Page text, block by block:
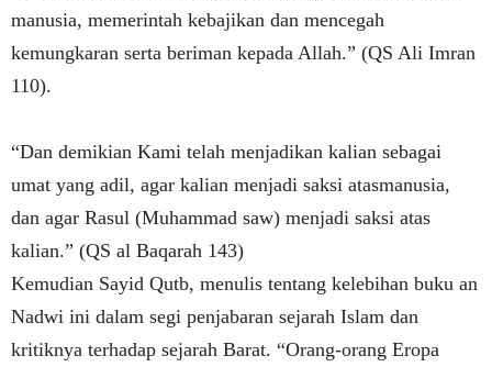
manusia, memerintah kebajikan dan mencegah
kemungkaran serta beriman kepada Allah.” (QS Ali Imran
110).
“Dan demikian Kami telah menjadikan kalian sebagai
umat yang adil, agar kalian menjadi saksi atasmanusia,
dan agar Rasul (Muhammad saw) menjadi saksi atas
kalian.” (QS al Baqarah 143)
Kemudian Sayid Qutb, menulis tentang kelebihan buku an
Nadwi ini dalam segi penjabaran sejarah Islam dan
kritiknya terhadap sejarah Barat. “Orang-orang Eropa